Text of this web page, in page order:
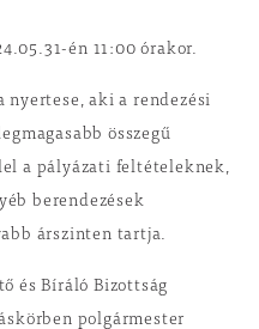
én 11:00 órakor.
nyertese, aki a rendezési
összegű
a pályázati feltételeknek,
berendezések
árszinten tartja.
és Bíráló Bizottság
polgármester